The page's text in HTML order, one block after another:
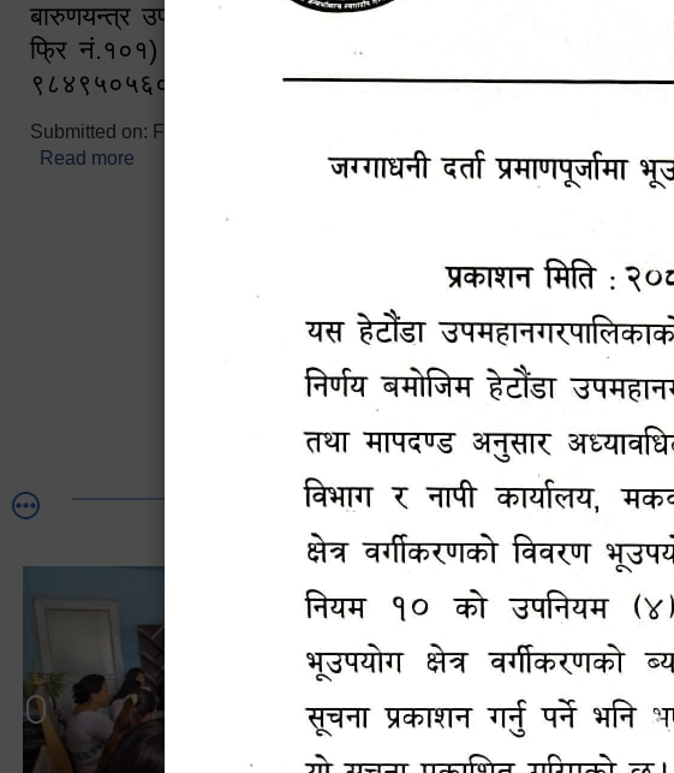
बारुणयन्त्र उपशाखा इन्चार्जको सम्पर्क नं. ९८४१६४५३५६ (टोल
फ्रि नं.१०१) फोन नं. ०५७-५२०६७७ शव बहान चालकको नं.
९८४९५०५६००
Submitted on: Fri, 02/25/2022 - 10:50
Read more about बारुणयन्त्र उपशाखा इन्चार्जको सम्पर्क नं. ९८४१६४५३५६ (टोल फ्रि
नं.१०१) फोन नं. ०५७-५२०६७७ शव बहान चालकको नं. ९८४९५०५६००